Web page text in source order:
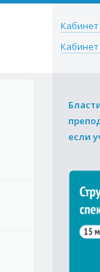
если